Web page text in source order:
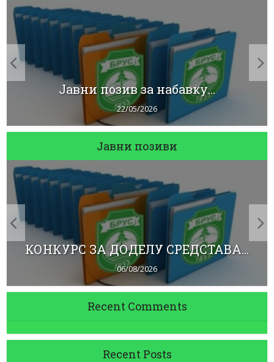
Јавни позив за набавку...
22/05/2026
Јавни позиви
КОНКУРС ЗА ДОДЕЛУ СРЕДСТАВА...
06/08/2026
Recent Comments
Recent Posts